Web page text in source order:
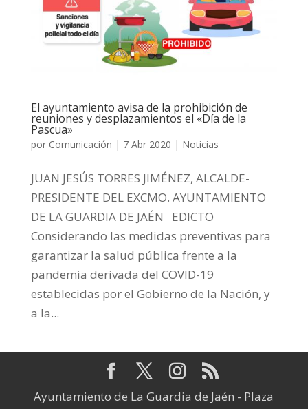
El ayuntamiento avisa de la prohibición de
reuniones y desplazamientos el «Día de la
Pascua»
por Comunicación | 7 Abr 2020 | Noticias
JUAN JESÚS TORRES JIMÉNEZ, ALCALDE-
PRESIDENTE DEL EXCMO. AYUNTAMIENTO
DE LA GUARDIA DE JAÉN EDICTO
Considerando las medidas preventivas para
garantizar la salud pública frente a la
pandemia derivada del COVID-19
establecidas por el Gobierno de la Nación, y
a la...
Ayuntamiento de La Guardia de Jaén - Plaza